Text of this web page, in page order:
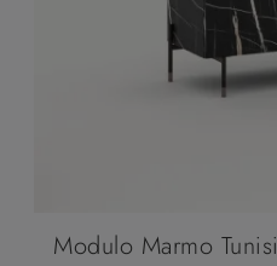
Modulo Marmo Tunisi